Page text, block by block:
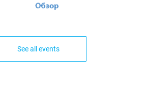
See all events